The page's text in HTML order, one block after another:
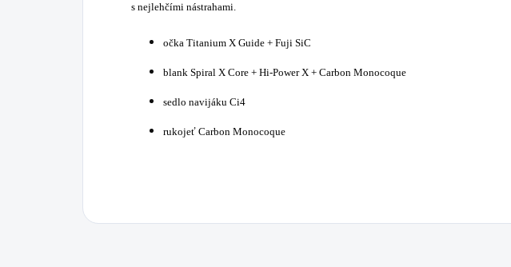
s nejlehčími nástrahami.
očka Titanium X Guide + Fuji SiC
blank Spiral X Core + Hi-Power X + Carbon Monocoque
sedlo navijáku Ci4
rukojeť Carbon Monocoque